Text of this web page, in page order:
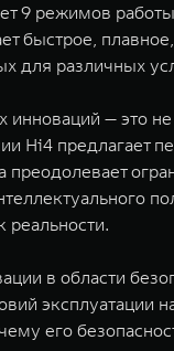
9 режимов
быстрое,
для различных
— это
Hi4 предлагает
в области
эксплуатации
его